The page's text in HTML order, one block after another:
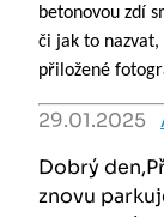
betonovou zdí
či jak to
přiložené
29.01.2025
Dobrý
znovu